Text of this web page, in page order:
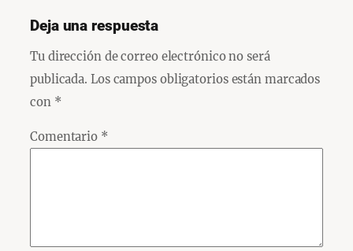
Deja una respuesta
Tu dirección de correo electrónico no será
publicada. Los campos obligatorios están marcados
con *
Comentario *